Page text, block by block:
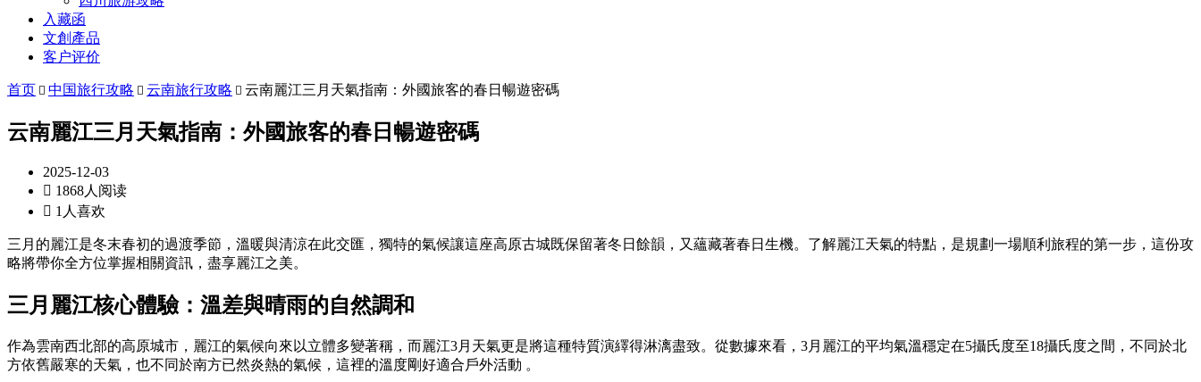
入藏函
文創產品
客户评价
首页  中国旅行攻略  云南旅行攻略  云南麗江三月天氣指南：外國旅客的春日暢遊密碼
云南麗江三月天氣指南：外國旅客的春日暢遊密碼
2025-12-03
 1868人阅读
 1人喜欢
三月的麗江是冬末春初的過渡季節，溫暖與清涼在此交匯，獨特的氣候讓這座高原古城既保留著冬日餘韻，又蘊藏著春日生機。了解麗江天氣的特點，是規劃一場順利旅程的第一步，這份攻
略將帶你全方位掌握相關資訊，盡享麗江之美。
三月麗江核心體驗：溫差與晴雨的自然調和
作為雲南西北部的高原城市，麗江的氣候向來以立體多變著稱，而麗江3月天氣更是將這種特質演繹得淋漓盡致。從數據來看，3月麗江的平均氣溫穩定在5攝氏度至18攝氏度之間，不同於北
方依舊嚴寒的天氣，也不同於南方已然炎熱的氣候，這裡的溫度剛好適合戶外活動 。